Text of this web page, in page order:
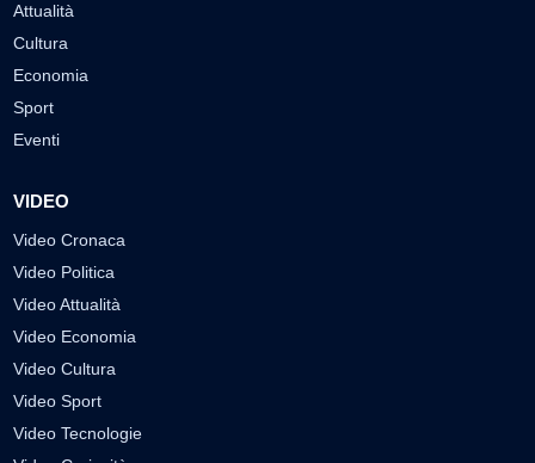
Attualità
Cultura
Economia
Sport
Eventi
VIDEO
Video Cronaca
Video Politica
Video Attualità
Video Economia
Video Cultura
Video Sport
Video Tecnologie